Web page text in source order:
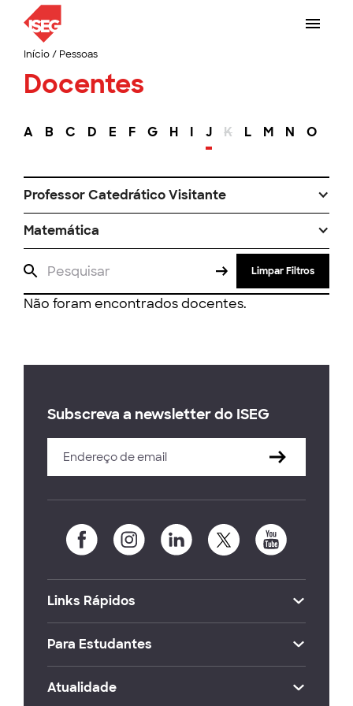
Início/ Pessoas
Docentes
A B C D E F G H I J K L M N O
Professor Catedrático Visitante
Matemática
Limpar Filtros
Não foram encontrados docentes.
Subscreva a newsletter do ISEG
Links Rápidos
Para Estudantes
Atualidade